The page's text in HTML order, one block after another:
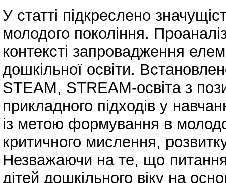
У статті підкреслено
молодого покоління.
контексті запровадження
дошкільної освіти.
STEАM, STREАM-освіта з
прикладного підходів у
із метою формування в
критичного мислення,
Незважаючи на те, що питання
дітей дошкільного віку на